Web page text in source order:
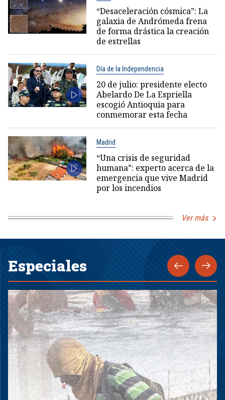
“Desaceleración cósmica”: La
galaxia de Andrómeda frena
de forma drástica la creación
de estrellas
Día de la Independencia
20 de julio: presidente electo
Abelardo De La Espriella
escogió Antioquia para
conmemorar esta fecha
Madrid
“Una crisis de seguridad
humana”: experto acerca de la
emergencia que vive Madrid
por los incendios
Ver más
Especiales